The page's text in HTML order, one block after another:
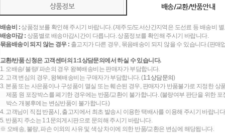
상품정보 배송/교환/반품안내
배송비 :상품정보를 확인해 주시기 바랍니다. (제주도/도서산간지역은 도선료 등 배송비
배송마감 : 상품별로 배송마감시간이 다릅니다. 상품정보를 확인해 주시기 바랍니다.
묶음배송이 되지 않는 경우 : 출고지가 다른 경우, 묶음배송이 되지 않을 수 있습니다.(판
교환/반품 신청은 고객센터의 1:1상담문의에서 하실 수 있습니다.
1. 오배송/ 불량/ 파손의 경우 왕복배송비는 판매자가 부담합니다.
2. 고객 변심의 경우, 왕복배송비는 구매자가 부담합니다. (1:1상담문의)
3. 본품 또는 사은품이나 구성품이 멸실 또는 훼손된 경우, 판매자가 반품불가로 지정한 상
제품 원 포장박스를 폐기한 경우에는 반품/교환이 불가합니다. (불량여부 판단을 위한
박스 개봉후에는 변심반품이 불가합니다.)
4. 고객님이 직접 반품시, 출고지에서 최초 발송시 이용한 택배사를 이용해 주시기 바랍니
5. 반품지 주소는 1:1문의게시판으로 문의해 주시기 바랍니다.
※ 오배송, 불량, 파손 이외의 사유 및 색상 차이에 의한 반품/교환은 변심에 해당됩니다.